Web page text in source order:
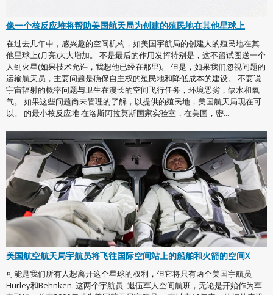
像一个核反应堆将帮助美国航天局为创建的殖民地在其他星球上
在过去几年中，感兴趣的空间机构，如美国宇航局的创建人的殖民地在其
他星球上(月亮)大大增加。 不是最后的作用发挥特别是，这不留试图送一个
人到火星(如果技术允许，我想他已经在那里)。 但是，如果我们忽视问题的
运输航天员，主要问题是确保自主权的殖民地和降低成本的建设。 不要说
宇宙辐射的概率问题与卫生在漫长的空间飞行任务，环境恶劣，缺水和氧
气。 如果这些问题尚未管理的了解，以提供的殖民地，美国航天局现在可
以。 的最小核反应堆 在洛斯阿拉莫斯国家实验室，在美国，密...
美国航空航天局宇航员将飞往国际空间站上的船舶和火箭的空间X
可能是我们所有人想离开这个星球的权利，但它将只有两个美国宇航员
Hurley和Behnken. 这两个宇航员–退伍军人空间航班，无论是开始作为军